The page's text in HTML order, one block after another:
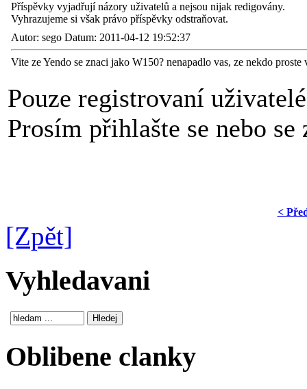
Příspěvky vyjadřují názory uživatelů a nejsou nijak redigovány.
Vyhrazujeme si však právo příspěvky odstraňovat.
Autor: sego Datum: 2011-04-12 19:52:37
Vite ze Yendo se znaci jako W150? nenapadlo vas, ze nekdo
Pouze registrovaní
Prosím přihlašte se nebo
<
[Zpět]
Vyhledavani
Oblibene clanky